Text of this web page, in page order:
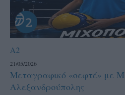
A2
21/05/2026
Μεταγραφικό «σεφτέ» με
Αλεξανδρούπολης